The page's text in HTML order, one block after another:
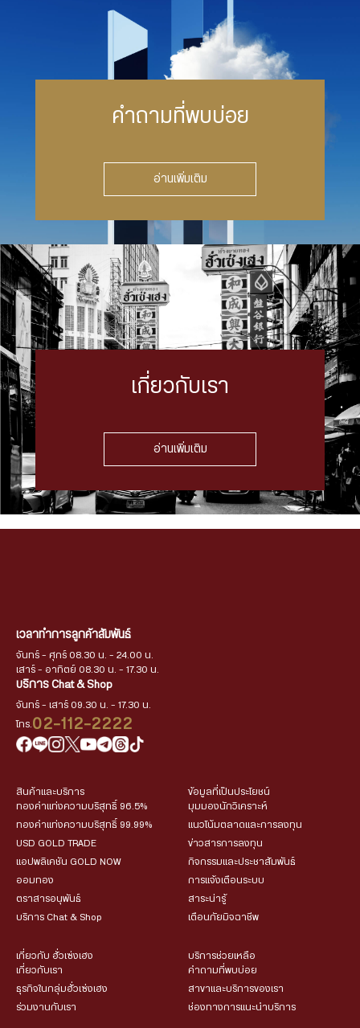
คำถามที่พบบ่อย
อ่านเพิ่มเติม
เกี่ยวกับเรา
อ่านเพิ่มเติม
เวลาทำการลูกค้าสัมพันธ์
จันทร์ - ศุกร์ 08.30 น. - 24.00 น.
เสาร์ - อาทิตย์ 08.30 น. - 17.30 น.
บริการ Chat & Shop
จันทร์ - เสาร์ 09.30 น. - 17.30 น.
โทร. 02-112-2222
สินค้าและบริการ
ทองคำแท่งความบริสุทธิ์ 96.5%
ทองคำแท่งความบริสุทธิ์ 99.99%
USD GOLD TRADE
แอปพลิเคชัน GOLD NOW
ออมทอง
ตราสารอนุพันธ์
บริการ Chat & Shop
ข้อมูลที่เป็นประโยชน์
มุมมองนักวิเคราะห์
แนวโน้มตลาดและการลงทุน
ข่าวสารการลงทุน
กิจกรรมและประชาสัมพันธ์
การแจ้งเตือนระบบ
สาระน่ารู้
เตือนภัยมิจฉาชีพ
เกี่ยวกับ ฮั่วเซ่งเฮง
เกี่ยวกับเรา
ธุรกิจในกลุ่มฮั่วเซ่งเฮง
ร่วมงานกับเรา
บริการช่วยเหลือ
คำถามที่พบบ่อย
สาขาและบริการของเรา
ช่องทางการแนะนำบริการ